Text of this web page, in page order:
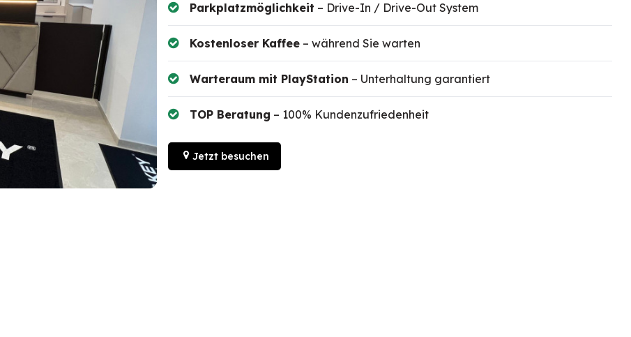
Parkplatzmöglichkeit – Drive-In / Drive-Out System
Kostenloser Kaffee– während Sie warten
Warteraum mit PlayStation – Unterhaltung garantiert
TOP Beratung – 100% Kundenzufriedenheit
Jetzt besuchen